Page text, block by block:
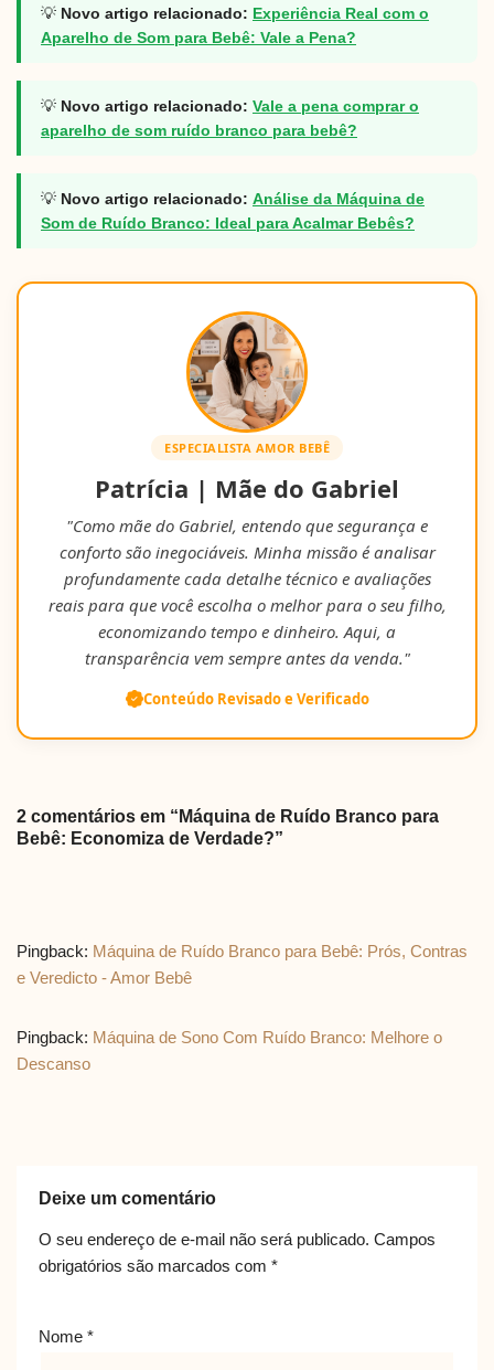
💡 Novo artigo relacionado: Experiência Real com o
Aparelho de Som para Bebê: Vale a Pena?
💡 Novo artigo relacionado: Vale a pena comprar o
aparelho de som ruído branco para bebê?
💡 Novo artigo relacionado: Análise da Máquina de
Som de Ruído Branco: Ideal para Acalmar Bebês?
ESPECIALISTA AMOR BEBÊ
Patrícia | Mãe do Gabriel
"Como mãe do Gabriel, entendo que segurança e
conforto são inegociáveis. Minha missão é analisar
profundamente cada detalhe técnico e avaliações
reais para que você escolha o melhor para o seu filho,
economizando tempo e dinheiro. Aqui, a
transparência vem sempre antes da venda."
Conteúdo Revisado e Verificado
2 comentários em “Máquina de Ruído Branco para
Bebê: Economiza de Verdade?”
Pingback: Máquina de Ruído Branco para Bebê: Prós, Contras
e Veredicto - Amor Bebê
Pingback: Máquina de Sono Com Ruído Branco: Melhore o
Descanso
Deixe um comentário
O seu endereço de e-mail não será publicado. Campos
obrigatórios são marcados com *
Nome *